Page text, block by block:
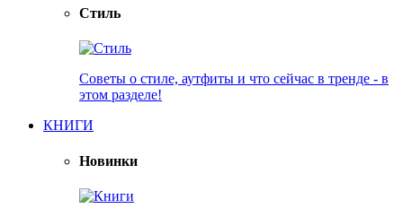
Стиль
Советы о стиле, аутфиты и что сейчас в тренде - в
этом разделе!
КНИГИ
Новинки